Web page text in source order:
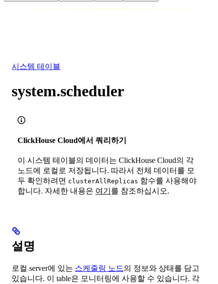
시스템 테이블
system.scheduler
ClickHouse Cloud에서 쿼리하기
이 시스템 테이블의 데이터는 ClickHouse Cloud의 각
노드에 로컬로 저장됩니다. 따라서 전체 데이터를 모
두 확인하려면 clusterAllReplicas 함수를 사용해야
합니다. 자세한 내용은 여기 를 참조하십시오.
설명
로컬 server에 있는 스케줄링 노드의 정보와 상태를 담고
있습니다. 이 table은 모니터링에 사용할 수 있습니다. 각